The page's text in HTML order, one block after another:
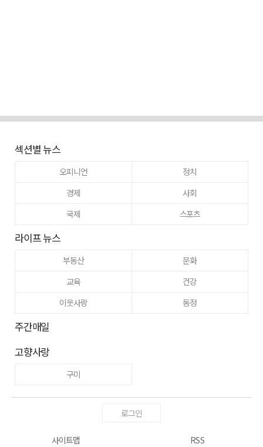
섹션별 뉴스
오피니언
정치
경제
사회
국제
스포츠
라이프 뉴스
부동산
문화
교육
건강
이웃사랑
동정
주간매일
고향사랑
구미
로그인
사이트맵 RSS